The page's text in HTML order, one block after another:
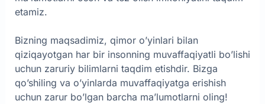
etamiz.
Bizning maqsadimiz, qimor o’yinlari bilan
qiziqayotgan har bir insonning muvaffaqiyatli bo’lishi
uchun zaruriy bilimlarni taqdim etishdir. Bizga
qo’shiling va o’yinlarda muvaffaqiyatga erishish
uchun zarur bo’lgan barcha ma’lumotlarni oling!